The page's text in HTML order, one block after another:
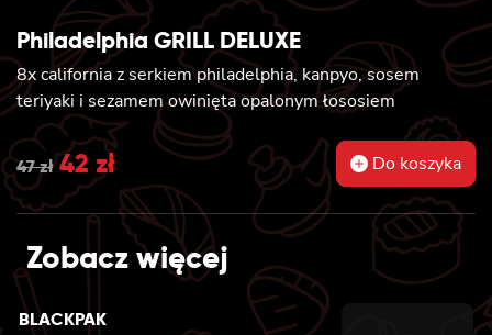
Philadelphia GRILL DELUXE
8x california z serkiem philadelphia, kanpyo, sosem
teriyaki i sezamem owinięta opalonym łososiem
47zł Original
price
was:
42 złCurrent
price
is:
42 zł.
Do koszyka
Zobacz więcej
BLACKPAK